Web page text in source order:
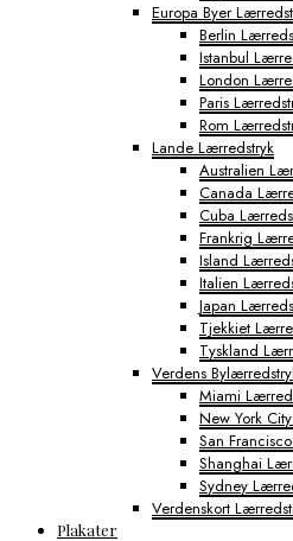
Europa Byer
Berlin
Istanbul
London
Paris
Rom
Lande Lærredstryk
Australien
Canada
Cuba
Frankrig
Island
Italien
Japan
Tjekkiet
Tyskland
Verdens
Miami
New York
San
Shanghai
Sydney
Verdenskort
Plakater